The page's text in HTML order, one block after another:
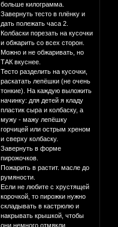
больше килограмма.
Завернуть тесто в плёнку и
дать полежать часа 2.
Колбаски порезать на кусочки
и обжарить со всех сторон.
Можно и не обжаривать, но
ТАК вкуснее.
Тесто разделить на кусочки,
раскатать лепёшки (не очень
тонкие). На каждую выложить
начинку: для детей я кладу
пластик сыра и колбаску, а
мужу - мажу лепёшку
горчицей или острым хреном
и сверху колбаску.
Завернуть в форме
пирожочков.
Пожарить в растит. масле до
румяности.
Если не любите с хрустящей
корочкой, то пирожки нужно
складывать в кастрюлю и
накрывать крышкой, чтобы
они немного отмякли.